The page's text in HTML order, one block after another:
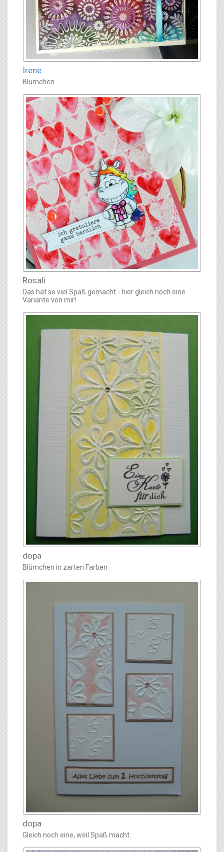
Irene
Blümchen
Rosali
Das hat so viel Spaß gemacht - hier gleich noch eine
Variante von mir!
dopa
Blümchen in zarten Farben
dopa
Gleich noch eine, weil Spaß macht.